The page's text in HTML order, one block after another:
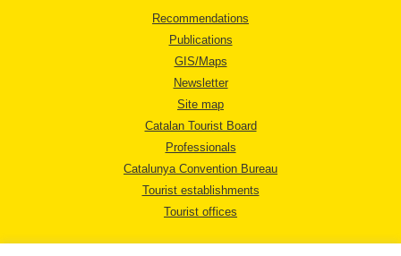
Recommendations
Publications
GIS/Maps
Newsletter
Site map
Catalan Tourist Board
Professionals
Catalunya Convention Bureau
Tourist establishments
Tourist offices